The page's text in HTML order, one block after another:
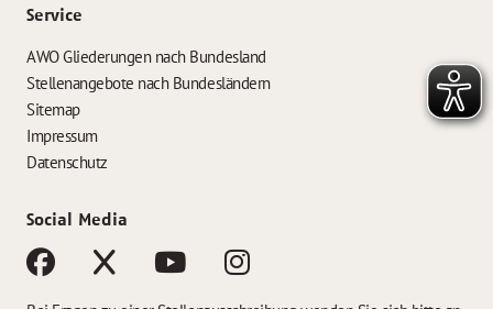
Service
AWO Gliederungen nach Bundesland
Stellenangebote nach Bundesländern
Sitemap
Impressum
Datenschutz
Social Media